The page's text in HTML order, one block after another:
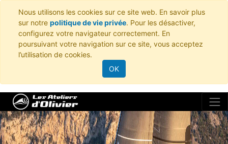
Nous utilisons les cookies sur ce site web. En savoir plus
sur notre politique de vie privée. Pour les désactiver,
configurez votre navigateur correctement. En
poursuivant votre navigation sur ce site, vous acceptez
l’utilisation de cookies.
OK